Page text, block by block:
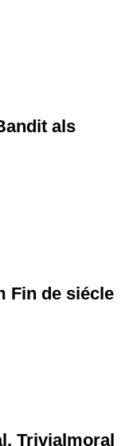
als
Fin de siécle
Trivialmoral